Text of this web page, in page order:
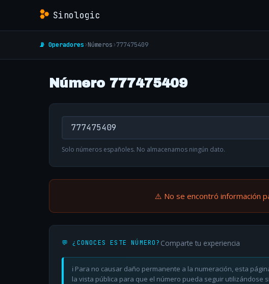
Sinologic
📡 Operadores›Números›777475409
Número 777475409
Solo números españoles. No almacenamos ningún dato.
⚠️ No se encontró información
💬 ¿CONOCES ESTE NÚMERO? Comparte tu experiencia
ℹ️ Para no causar daño permanente a la numeración, esta
la vista pública para que el número pueda seguir utilizándose